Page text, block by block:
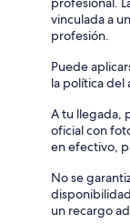
vinculada a
profesión.
Puede
la política del
A tu llegada,
oficial con
en efectivo,
No se
un recargo